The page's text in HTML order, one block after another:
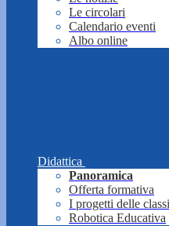
Le circolari
Calendario eventi
Albo online
Didattica
Panoramica
Offerta formativa
I progetti delle classi
Robotica Educativa